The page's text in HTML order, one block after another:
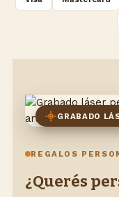
GRABADO
REGALOS
¿Querés